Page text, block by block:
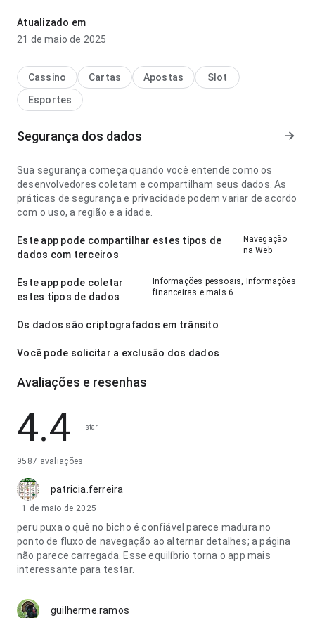
a interface não distrai das informações do app. Isso passa
mais confiança ao usuário.
Atualizado em
21 de maio de 2025
Cassino Cartas Apostas
Slot
Esportes
Segurança dos dados
Sua segurança começa quando você entende como os
desenvolvedores coletam e compartilham seus dados. As
práticas de segurança e privacidade podem variar de acordo
com o uso, a região e a idade.
Este app pode compartilhar estes tipos de
dados com terceiros
Navegação
na Web
Este app pode coletar
estes tipos de dados
Informações pessoais, Informações
financeiras e mais 6
Os dados são criptografados em trânsito
Você pode solicitar a exclusão dos dados
Avaliações e resenhas
4.4 star
9587 avaliações
patricia.ferreira
1 de maio de 2025
peru puxa o quê no bicho é confiável parece madura no
ponto de fluxo de navegação ao alternar detalhes; a página
não parece carregada. Esse equilíbrio torna o app mais
interessante para testar.
guilherme.ramos